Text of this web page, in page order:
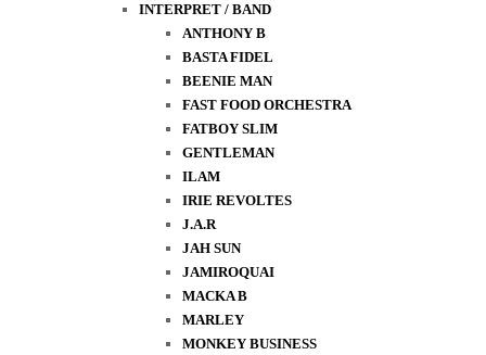
INTERPRET / BAND
ANTHONY B
BASTA FIDEL
BEENIE MAN
FAST FOOD ORCHESTRA
FATBOY SLIM
GENTLEMAN
ILAM
IRIE REVOLTES
J.A.R
JAH SUN
JAMIROQUAI
MACKA B
MARLEY
MONKEY BUSINESS